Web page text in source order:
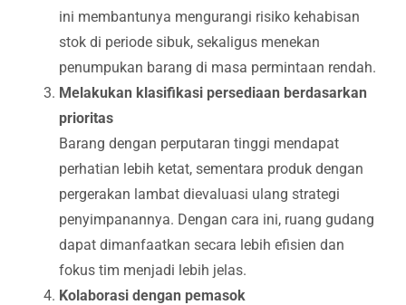
ini membantunya mengurangi risiko kehabisan
stok di periode sibuk, sekaligus menekan
penumpukan barang di masa permintaan rendah.
Melakukan klasifikasi persediaan berdasarkan
prioritas
Barang dengan perputaran tinggi mendapat
perhatian lebih ketat, sementara produk dengan
pergerakan lambat dievaluasi ulang strategi
penyimpanannya. Dengan cara ini, ruang gudang
dapat dimanfaatkan secara lebih efisien dan
fokus tim menjadi lebih jelas.
Kolaborasi dengan pemasok